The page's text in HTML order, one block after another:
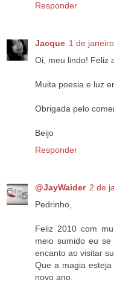
Responder
Jacque 1 de
Oi, meu lindo! Feliz
Muita poesia e luz
Obrigada pelo
Beijo
Responder
@JayWaider 2 de
Pedrinho,
Feliz 2010 com
meio sumido eu
encanto ao visitar
Que a magia
novo ano.